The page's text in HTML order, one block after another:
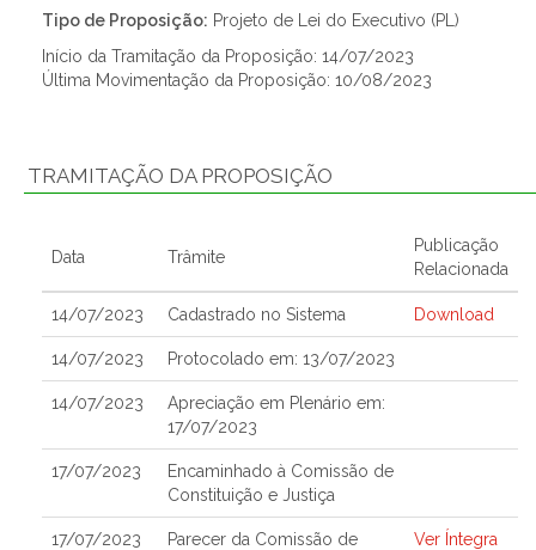
Tipo de Proposição: Projeto de Lei do Executivo (PL)
Início da Tramitação da Proposição: 14/07/2023
Última Movimentação da Proposição: 10/08/2023
TRAMITAÇÃO DA PROPOSIÇÃO
Data Trâmite
Publicação
Relacionada
14/07/2023 Cadastrado no Sistema Download
14/07/2023 Protocolado em: 13/07/2023
14/07/2023
Apreciação em Plenário em:
17/07/2023
17/07/2023
Encaminhado à Comissão de
Constituição e Justiça
17/07/2023
Parecer da Comissão de
Ver Íntegra